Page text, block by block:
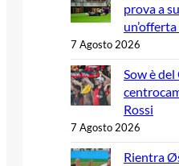
prova a
7 Agosto 2026
Sow è del
Rossi
7 Agosto 2026
Rientra